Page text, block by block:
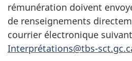
rémunération doivent
de renseignements
courrier électronique
Interprétations@tbs-